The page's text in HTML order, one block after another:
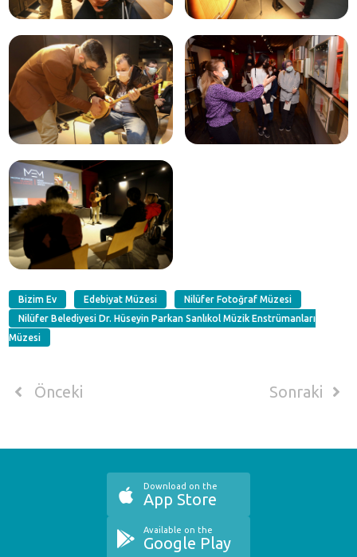
Bizim Ev Edebiyat Müzesi
Nilüfer Fotoğraf Müzesi
Nilüfer Belediyesi Dr. Hüseyin Parkan Sanlıkol Müzik Enstrümanları
Müzesi
Önceki Sonraki
Download on the
App Store
Available on the
Google Play